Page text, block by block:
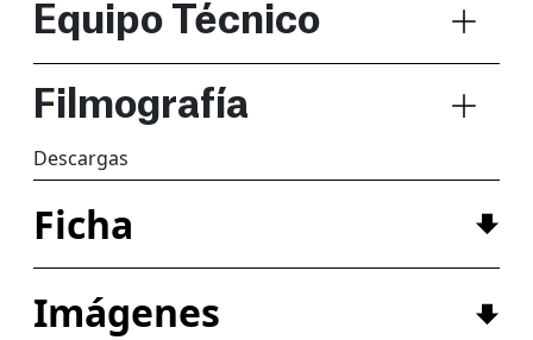
Equipo Técnico
Filmografía
Descargas
Ficha
Imágenes